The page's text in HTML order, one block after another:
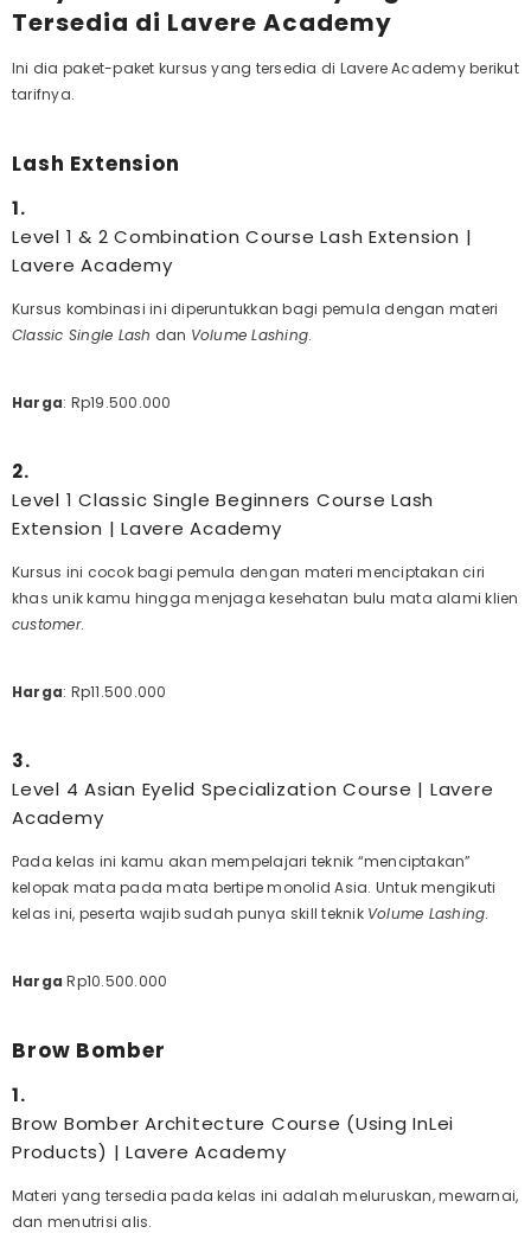
Tersedia di Lavere Academy
Ini dia paket-paket kursus yang tersedia di Lavere Academy berikut
tarifnya.
Lash Extension
1.
Level 1 & 2 Combination Course Lash Extension |
Lavere Academy
Kursus kombinasi ini diperuntukkan bagi pemula dengan materi
Classic Single Lash dan Volume Lashing.
Harga: Rp19.500.000
2.
Level 1 Classic Single Beginners Course Lash
Extension | Lavere Academy
Kursus ini cocok bagi pemula dengan materi menciptakan ciri
khas unik kamu hingga menjaga kesehatan bulu mata alami klien
customer.
Harga: Rp11.500.000
3.
Level 4 Asian Eyelid Specialization Course | Lavere
Academy
Pada kelas ini kamu akan mempelajari teknik “menciptakan”
kelopak mata pada mata bertipe monolid Asia. Untuk mengikuti
kelas ini, peserta wajib sudah punya skill teknik Volume Lashing.
HargaRp10.500.000
Brow Bomber
1.
Brow Bomber Architecture Course (Using InLei
Products) | Lavere Academy
Materi yang tersedia pada kelas ini adalah meluruskan, mewarnai,
dan menutrisi alis.